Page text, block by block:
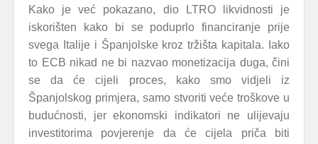
Kako je već pokazano, dio LTRO likvidnosti je
iskorišten kako bi se poduprlo financiranje prije
svega Italije i Španjolske kroz tržišta kapitala. Iako
to ECB nikad ne bi nazvao monetizacija duga, čini
se da će cijeli proces, kako smo vidjeli iz
Španjolskog primjera, samo stvoriti veće troškove u
budućnosti, jer ekonomski indikatori ne ulijevaju
investitorima povjerenje da će cijela priča biti